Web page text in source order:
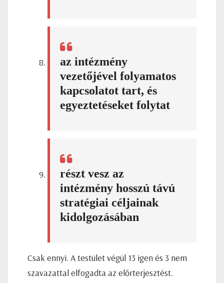
az intézmény
vezetőjével folyamatos
kapcsolatot tart, és
egyeztetéseket folytat
részt vesz az
intézmény hosszú távú
stratégiai céljainak
kidolgozásában
Csak ennyi. A testület végül 13 igen és 3 nem
szavazattal elfogadta az előrterjesztést.